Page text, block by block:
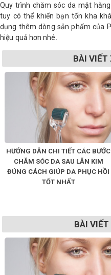
Quy trình chăm sóc da mặt
tuy có thể khiến bạn tốn kha
dụng thêm dòng sản phẩm của
hiệu quả hơn nhé.
BÀI VIẾT
HƯỚNG DẪN CHI TIẾT CÁC BƯỚC
CHĂM SÓC DA SAU LĂN KIM
ĐÚNG CÁCH GIÚP DA PHỤC HỒI
TỐT NHẤT
BÀI VIẾT